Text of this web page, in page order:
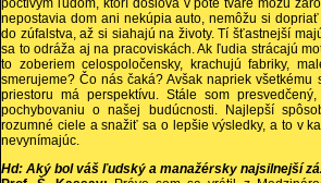
nepostavia dom ani nekúpia auto, nemôžu si
do zúfalstva, až si siahajú na životy. Tí šťastnejší
sa to odráža aj na pracoviskách. Ak ľudia strácajú
to zoberiem celospoločensky, krachujú fabriky,
smerujeme? Čo nás čaká? Avšak napriek
priestoru má perspektívu. Stále som
pochybovaniu o našej budúcnosti. Najlepší
rozumné ciele a snažiť sa o lepšie výsledky, a to v
nevynímajúc.
Hd: Aký bol váš ľudský a manažérsky najsilnejší